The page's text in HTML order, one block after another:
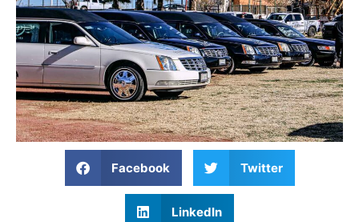
Facebook Twitter
LinkedIn